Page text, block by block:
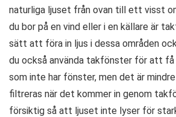
naturliga ljuset från ovan till ett visst
du bor på en vind eller i en källare är
sätt att föra in ljus i dessa områden
du också använda takfönster för att få
som inte har fönster, men det är
filtreras när det kommer in genom
försiktig så att ljuset inte lyser för